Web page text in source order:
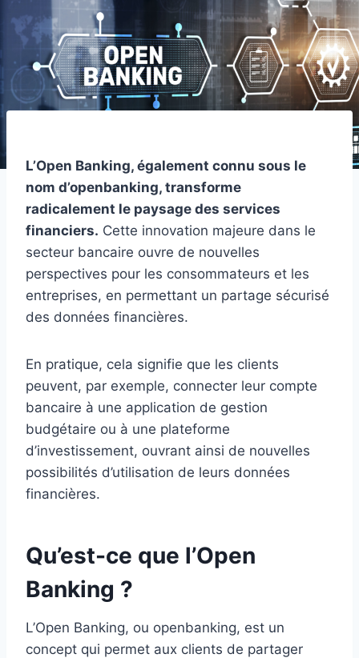
L’Open Banking, également connu sous le
nom d’openbanking, transforme
radicalement le paysage des services
financiers. Cette innovation majeure dans le
secteur bancaire ouvre de nouvelles
perspectives pour les consommateurs et les
entreprises, en permettant un partage sécurisé
des données financières.
En pratique, cela signifie que les clients
peuvent, par exemple, connecter leur compte
bancaire à une application de gestion
budgétaire ou à une plateforme
d’investissement, ouvrant ainsi de nouvelles
possibilités d’utilisation de leurs données
financières.
Qu’est-ce que l’Open
Banking ?
L’Open Banking, ou openbanking, est un
concept qui permet aux clients de partager